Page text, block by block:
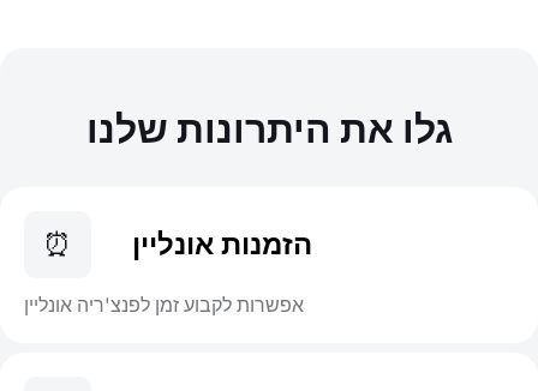
גלו את היתרונות שלנו
⏰ הזמנות אונליין
אפשרות לקבוע זמן לפנצ'ריה אונליין